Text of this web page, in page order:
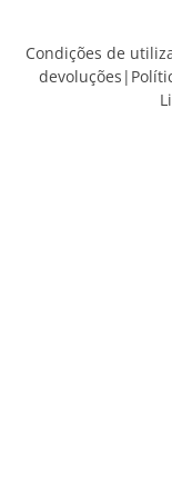
Condições de
devoluções |